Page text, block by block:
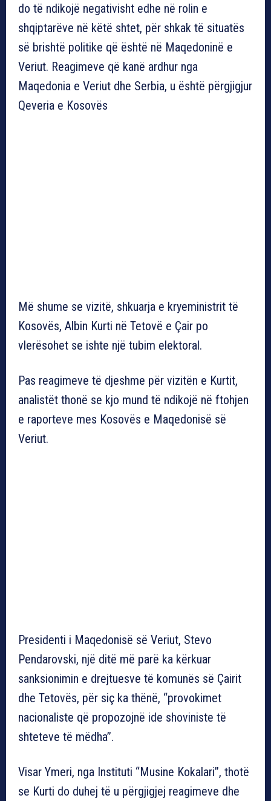
do të ndikojë negativisht edhe në rolin e
shqiptarëve në këtë shtet, për shkak të situatës
së brishtë politike që është në Maqedoninë e
Veriut. Reagimeve që kanë ardhur nga
Maqedonia e Veriut dhe Serbia, u është përgjigjur
Qeveria e Kosovës
Më shume se vizitë, shkuarja e kryeministrit të
Kosovës, Albin Kurti në Tetovë e Çair po
vlerësohet se ishte një tubim elektoral.
Pas reagimeve të djeshme për vizitën e Kurtit,
analistët thonë se kjo mund të ndikojë në ftohjen
e raporteve mes Kosovës e Maqedonisë së
Veriut.
Presidenti i Maqedonisë së Veriut, Stevo
Pendarovski, një ditë më parë ka kërkuar
sanksionimin e drejtuesve të komunës së Çairit
dhe Tetovës, për siç ka thënë, “provokimet
nacionaliste që propozojnë ide shoviniste të
shteteve të mëdha”.
Visar Ymeri, nga Instituti “Musine Kokalari”, thotë
se Kurti do duhej të u përgjigjej reagimeve dhe